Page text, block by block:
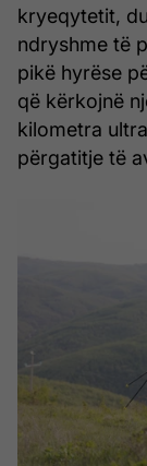
kryeqytetit,
ndryshme të
pikë hyrëse
që kërkojnë
kilometra
përgatitje të